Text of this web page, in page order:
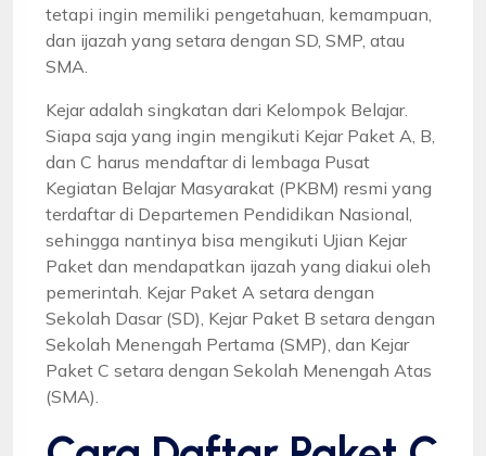
tetapi ingin memiliki pengetahuan, kemampuan,
dan ijazah yang setara dengan SD, SMP, atau
SMA.
Kejar adalah singkatan dari Kelompok Belajar.
Siapa saja yang ingin mengikuti Kejar Paket A, B,
dan C harus mendaftar di lembaga Pusat
Kegiatan Belajar Masyarakat (PKBM) resmi yang
terdaftar di Departemen Pendidikan Nasional,
sehingga nantinya bisa mengikuti Ujian Kejar
Paket dan mendapatkan ijazah yang diakui oleh
pemerintah. Kejar Paket A setara dengan
Sekolah Dasar (SD), Kejar Paket B setara dengan
Sekolah Menengah Pertama (SMP), dan Kejar
Paket C setara dengan Sekolah Menengah Atas
(SMA).